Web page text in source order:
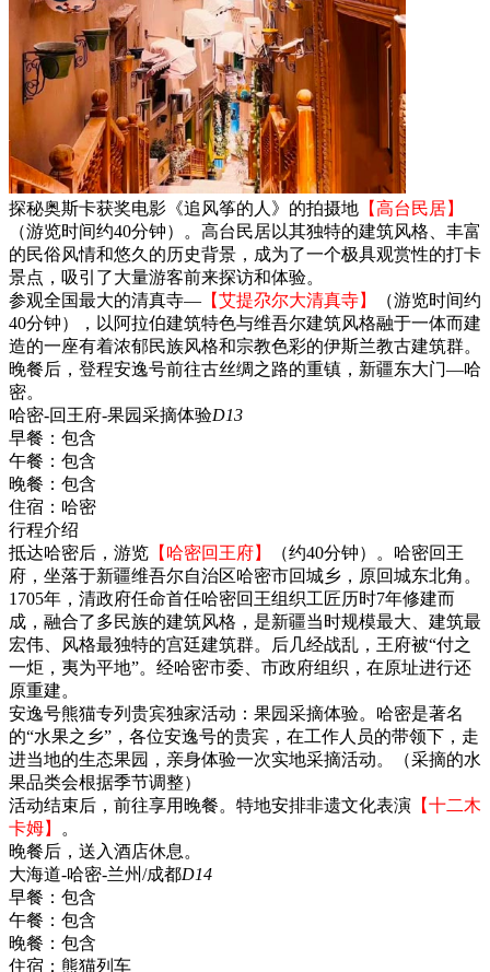
探秘奥斯卡获奖电影《追风筝的人》的拍摄地 【高台民居】
（游览时间约40分钟）。高台民居以其独特的建筑风格、丰富
的民俗风情和悠久的历史背景，成为了一个极具观赏性的打卡
景点，吸引了大量游客前来探访和体验。
参观全国最大的清真寺— 【艾提尕尔大清真寺】
（游览时间约
40分钟），以阿拉伯建筑特色与维吾尔建筑风格融于一体而建
造的一座有着浓郁民族风格和宗教色彩的伊斯兰教古建筑群。
晚餐后，登程安逸号前往古丝绸之路的重镇，新疆东大门—哈
密。
哈密-回王府-果园采摘体验D13
早餐： 包含
午餐： 包含
晚餐： 包含
住宿： 哈密
行程介绍
抵达哈密后，游览 【哈密回王府】
（约40分钟）。哈密回王
府，坐落于新疆维吾尔自治区哈密市回城乡，原回城东北角。
1705年，清政府任命首任哈密回王组织工匠历时7年修建而
成，融合了多民族的建筑风格，是新疆当时规模最大、建筑最
宏伟、风格最独特的宫廷建筑群。后几经战乱，王府被“付之
一炬，夷为平地”。经哈密市委、市政府组织，在原址进行还
原重建。
安逸号熊猫专列贵宾独家活动：果园采摘体验。哈密是著名
的“水果之乡”，各位安逸号的贵宾，在工作人员的带领下，走
进当地的生态果园，亲身体验一次实地采摘活动。（采摘的水
果品类会根据季节调整）
活动结束后，前往享用晚餐。特地安排非遗文化表演 【十二木
卡姆】
。
晚餐后，送入酒店休息。
大海道-哈密-兰州/成都D14
早餐： 包含
午餐： 包含
晚餐： 包含
住宿： 熊猫列车